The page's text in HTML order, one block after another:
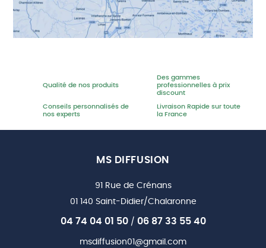
Qualité de nos produits
Des gammes
professionnelles à prix
discount
Conseils personnalisés de
nos experts
Livraison Rapide sur toute
la France
MS DIFFUSION
91 Rue de Crénans
01 140 Saint-Didier/Chalaronne
04 74 04 01 50/ 06 87 33 55 40
msdiffusion01@gmail.com